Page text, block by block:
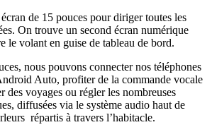
de 15 pouces pour diriger toutes les
On trouve un second écran numérique
le volant en guise de tableau de bord.
nous pouvons connecter nos téléphones
Auto, profiter de la commande vocale
voyages ou régler les nombreuses
diffusées via le système audio haut de
répartis à travers l’habitacle.